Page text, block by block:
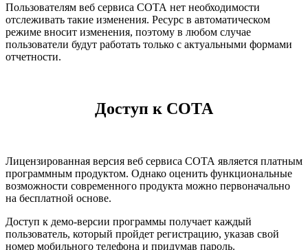
Пользователям веб сервиса СОТА нет необходимости
отслеживать такие изменения. Ресурс в автоматическом
режиме вносит изменения, поэтому в любом случае
пользователи будут работать только с актуальными формами
отчетности.
Доступ к СОТА
Лицензированная версия веб сервиса СОТА является платным
программным продуктом. Однако оценить функциональные
возможности современного продукта можно первоначально
на бесплатной основе.
Доступ к демо-версии программы получает каждый
пользователь, который пройдет регистрацию, указав свой
номер мобильного телефона и придумав пароль.